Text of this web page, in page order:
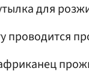
для
проводится